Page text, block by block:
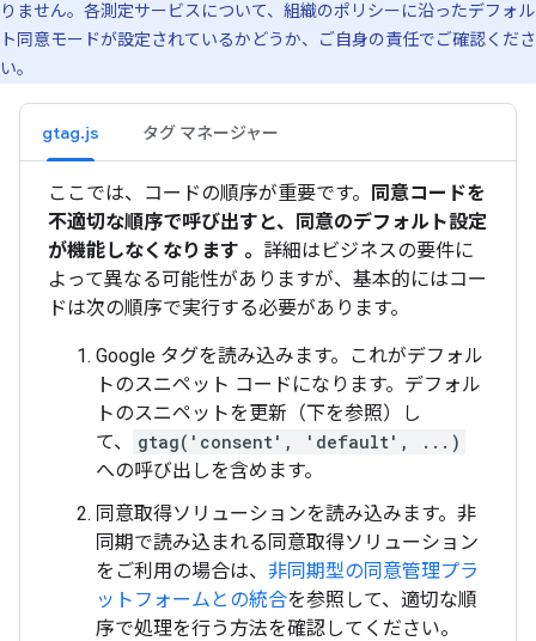
りません。各測定サービスについて、組織のポリシーに沿ったデフォル
ト同意モードが設定されているかどうか、ご自身の責任でご確認くださ
い。
gtag.js タグ マネージャー
ここでは、コードの順序が重要です。 同意コードを
不適切な順序で呼び出すと、同意のデフォルト設定
が機能しなくなります 。 詳細はビジネスの要件に
よって異なる可能性がありますが、基本的にはコー
ドは次の順序で実行する必要があります。
Google タグを読み込みます。これがデフォル
トのスニペット コードになります。デフォル
トのスニペットを更新（下を参照）し
て、
gtag('consent', 'default', ...)
への呼び出しを含めます。
同意取得ソリューションを読み込みます。非
同期で読み込まれる同意取得ソリューション
をご利用の場合は、 非同期型の同意管理プラ
ットフォームとの統合を参照して、適切な順
序で処理を行う方法を確認してください。